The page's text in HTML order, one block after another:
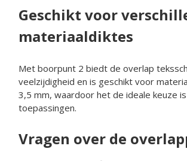
Geschikt voor
materiaaldiktes
Met boorpunt 2 biedt de overlap
veelzijdigheid en is geschikt voor
3,5 mm, waardoor het de ideale keuze
toepassingen.
Vragen over de